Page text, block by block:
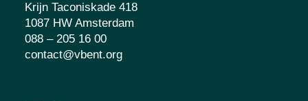
Krijn Taconiskade 418
1087 HW Amsterdam
088 – 205 16 00
contact@vbent.org